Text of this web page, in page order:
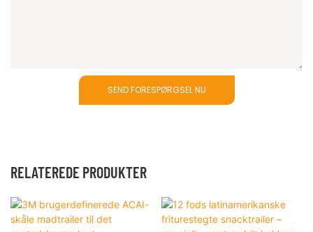
SEND FORESPØRGSEL NU
RELATEREDE PRODUKTER